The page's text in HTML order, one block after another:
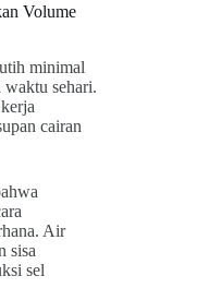
Volume
minimal
waktu sehari.
cairan
Air
sisa
sel